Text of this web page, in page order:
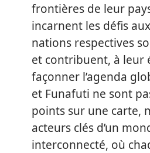
frontières de leur
incarnent les défis
nations respectives
et contribuent, à leur
façonner l’agenda
et Funafuti ne sont
points sur une carte,
acteurs clés d’un
interconnecté, où